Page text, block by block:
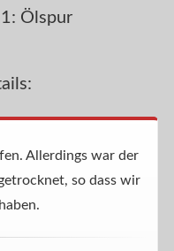
Ölspur
Allerdings war der
so dass wir